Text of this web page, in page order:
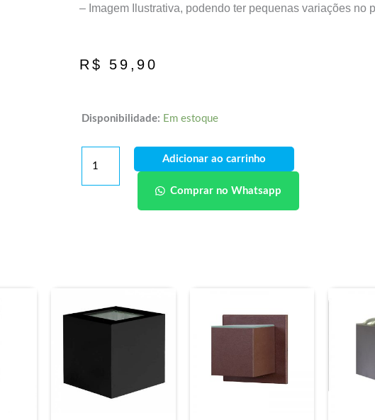
– Imagem Ilustrativa, podendo ter pequenas variações no
R$ 59,90
Disponibilidade: Em estoque
Adicionar ao carrinho
Comprar no Whatsapp